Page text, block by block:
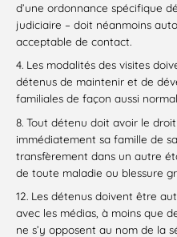
d’une ordonnance spécifique
judiciaire – doit néanmoins
acceptable de contact.
4. Les modalités des visites
détenus de maintenir et de
familiales de façon aussi
8. Tout détenu doit avoir le
immédiatement sa famille de
transfèrement dans un autre
de toute maladie ou blessure
12. Les détenus doivent être
avec les médias, à moins que
ne s’y opposent au nom de la